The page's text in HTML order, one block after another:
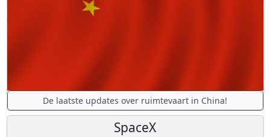
De laatste updates over ruimtevaart in China!
SpaceX